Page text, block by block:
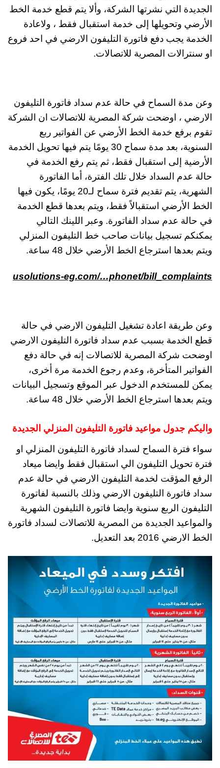
الجديدة التي نشرتها الشركة، وألا يتم قطع خدمة الخط
الأرضي وتحويلها إلى خدمة استقبال فقط ، ولاعادة
الخدمة يجب دفع فاتورة التليفون الارضي في احد فروع
او سنترالات المصرية للاتصالات.
وعن مدة السماح في حالة عدم سداد فاتورة التليفون
الارضي ، اوضحت شركة المصرية للاتصالات ان الشركة
تقوم برفع خدمة الخط الأرضي عن الفواتير ربع
السنوية، بعد مدة سماح 30 يومًا يتم فيها تحويل الخدمة
الأرضية إلى استقبال فقط، ثم يتم رفع الخدمة في
حالة عدم السداد خلال تلك الفترة، أما الفاتورة
الشهرية، يتم تقديم فترة سماح لـ20 يومًا، يكون فيها
الخط الأرضي استقبالاً فقط، ويتم بعدها قطع الخدمة
في حالة عدم سداد الفاتورة. وعبر اللينك التالي
يمكنكم تسجيل بيانات صاحب خط التليفون المنزلي
ويتم بعدها استرجاع الخط الأرضي خلال 48 ساعة.
usolutions-eg.com/…phonet/bill_complaints
وعن طريقة اعادة تشغيل التليفون الارضي في حالة
قطع الخدمة بسبب عدم سداد فاتورة التليفون الارضي
اوضحت شركة المصرية للاتصالات إنه في حالة دفع
الفواتير المتأخرة، وعدم رجوع الخدمة مرة أخرى،
يمكن للمستخدم الدخول عبر الموقع وتسجيل البيانات
ويتم بعدها استرجاع الخط الأرضي خلال 48 ساعة.
واليكم جدول مواعيد فاتورة التليفون المنزلي الجديدة
سواء فترة السماح لسداد فاتورة التليفون المنزلي او
فترة تحويل التليفون الي استقبال فقط وايضا ميعاد
الرفع المؤقت لخدمة التليفون الارضي في حالة عدم
سداد فاتورة التليفون الارضي وذلك بالنسبة لفاتورة
التليفون الربع سنوية وايضا فاتورة التليفون الشهرية
والمواعيد الجديدة من المصرية للاتصالات لسداد فاتورة
الخط الارضي 2016 بعد التعديل.